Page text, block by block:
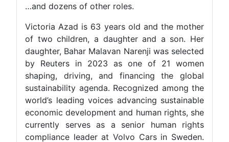
…and dozens of other roles.
Victoria Azad is 63 years old and the mother
of two children, a daughter and a son. Her
daughter, Bahar Malavan Narenji was selected
by Reuters in 2023 as one of 21 women
shaping, driving, and financing the global
sustainability agenda. Recognized among the
world’s leading voices advancing sustainable
economic development and human rights, she
currently serves as a senior human rights
compliance leader at Volvo Cars in Sweden.